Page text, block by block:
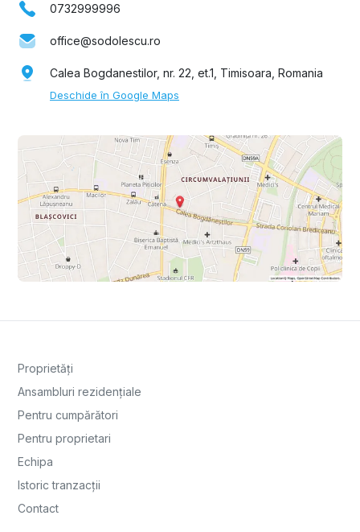
0732999996
office@sodolescu.ro
Calea Bogdanestilor, nr. 22, et.1, Timisoara, Romania
Deschide în Google Maps
Proprietăți
Ansambluri rezidențiale
Pentru cumpărători
Pentru proprietari
Echipa
Istoric tranzacții
Contact